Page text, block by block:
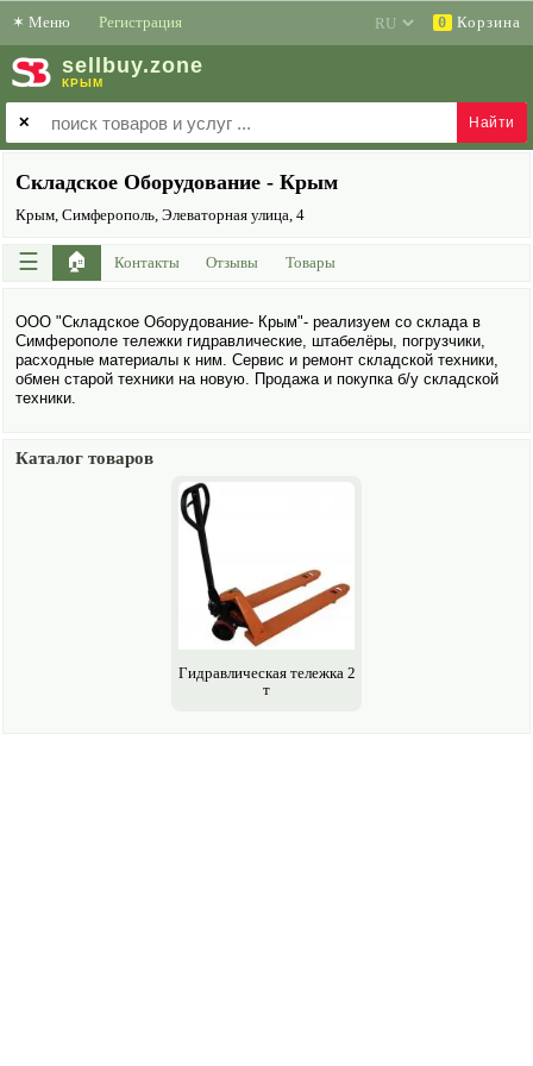
✶ Меню Регистрация 0 Корзина
sell buy.zone
КРЫМ
✕
Складское Оборудование - Крым
Крым, Симферополь, Элеваторная улица, 4
☰ 🏠 Контакты Отзывы Товары
ООО "Складское Обору­дование- Крым"- реализуем со склада в
Симферополе тележки гидравлические, штабелёры, погрузчики,
расходные материалы к ним. Сервис и ремонт складской техники,
обмен старой техники на новую. Продажа и покупка б/у складской
техники.
Каталог товаров
Гидравлическая тележка 2
т